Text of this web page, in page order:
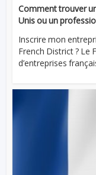
Comment trouver
Unis ou un
Inscrire mon
French District ? Le
d’entreprises